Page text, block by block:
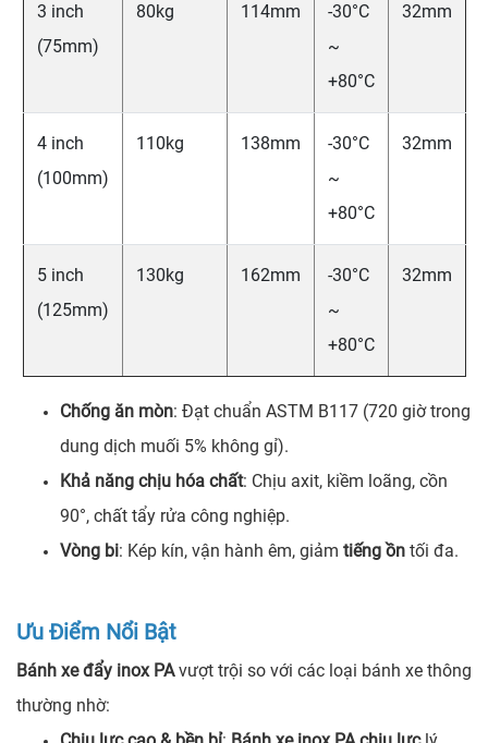
3 inch
(75mm)
80kg 114mm
-30°C
~
+80°C
32mm
4 inch
(100mm)
110kg 138mm
-30°C
~
+80°C
32mm
5 inch
(125mm)
130kg 162mm
-30°C
~
+80°C
32mm
Chống ăn mòn: Đạt chuẩn ASTM B117 (720 giờ trong
dung dịch muối 5% không gỉ).
Khả năng chịu hóa chất: Chịu axit, kiềm loãng, cồn
90°, chất tẩy rửa công nghiệp.
Vòng bi: Kép kín, vận hành êm, giảm tiếng ồn tối đa.
Ưu Điểm Nổi Bật
Bánh xe đẩy inox PAvượt trội so với các loại bánh xe thông
thường nhờ: